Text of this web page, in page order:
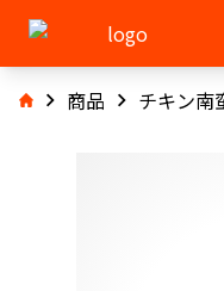
商品 チキン南